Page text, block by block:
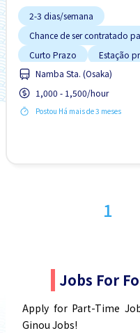
2-3 dias/semana
Chance de ser contratado
Curto Prazo
Estação
Poucas horas de trabalho
Preferência por Visto de
Salário adiantado
Namba Sta. (Osaka)
1,000 - 1,500/hour
Postou Há mais de 3 meses
1
Jobs For
Apply for Part-Time
Ginou Jobs!